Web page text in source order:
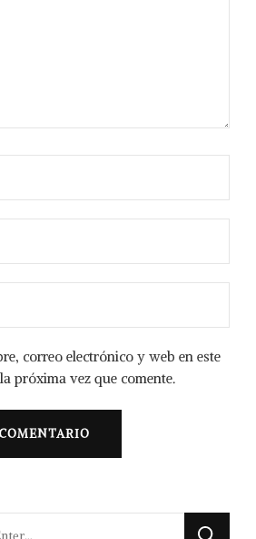
correo electrónico y web en este
próxima vez que comente.